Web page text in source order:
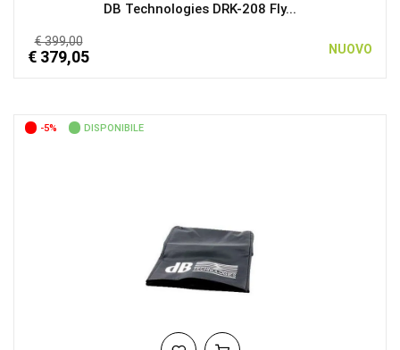
DB Technologies DRK-208 Fly...
€ 399,00
€ 379,05 NUOVO
-5% DISPONIBILE